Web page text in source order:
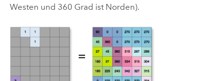
Westen und 360 Grad ist Norden).